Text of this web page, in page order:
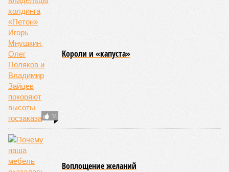
14
Kороли и «капуста»
Воплощение желаний